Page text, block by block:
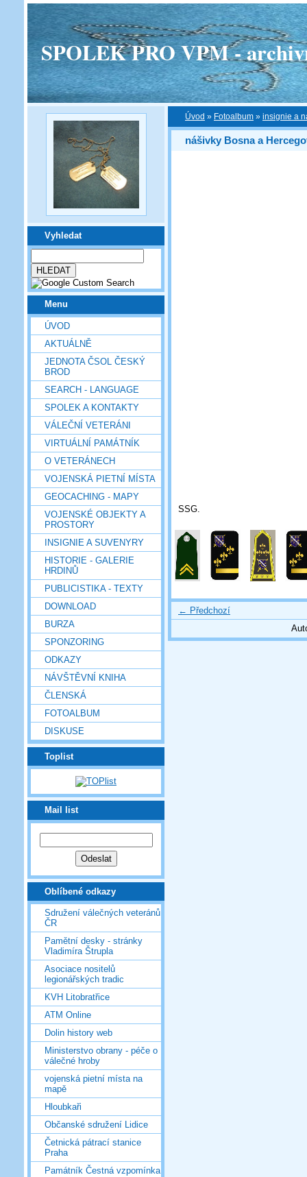
SPOLEK PRO VPM -
Vyhledat
Menu
ÚVOD
AKTUÁLNĚ
JEDNOTA ČSOL ČESKÝ
BROD
SEARCH - LANGUAGE
SPOLEK A KONTAKTY
VÁLEČNÍ VETERÁNI
VIRTUÁLNÍ PAMÁTNÍK
O VETERÁNECH
VOJENSKÁ PIETNÍ MÍSTA
GEOCACHING - MAPY
VOJENSKÉ OBJEKTY A
PROSTORY
INSIGNIE A SUVENYRY
HISTORIE - GALERIE
HRDINŮ
PUBLICISTIKA - TEXTY
DOWNLOAD
BURZA
SPONZORING
ODKAZY
NÁVŠTĚVNÍ KNIHA
ČLENSKÁ
FOTOALBUM
DISKUSE
Toplist
Mail list
Oblíbené odkazy
Sdružení válečných veteránů
ČR
Pamětní desky - stránky
Vladimíra Štrupla
Asociace nositelů
legionářských tradic
KVH Litobratřice
ATM Online
Dolin history web
Ministerstvo obrany - péče o
válečné hroby
vojenská pietní místa na
mapě
Hloubkaři
Občanské sdružení Lidice
Četnická pátrací stanice
Praha
Památník Čestná vzpomínka
Úvod » Fotoalbum » insignie a
nášivky Bosna a
SSG.
← Předchozí